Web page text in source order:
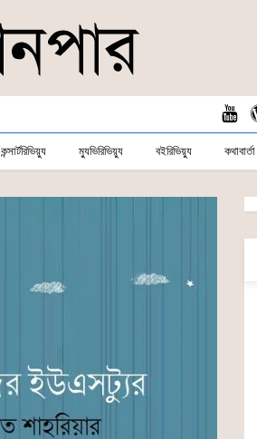
কন্সার্টরিভিয়্যু ম্যুভিরিভিয়্যু বইরিভিয়্যু কথাবার্তা